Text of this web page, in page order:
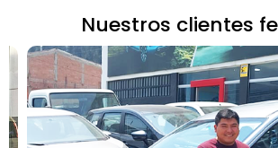
Nuestros clientes